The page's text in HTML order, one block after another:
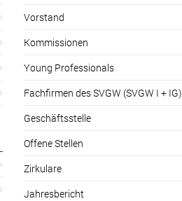
Vorstand
Kommissionen
Young Professionals
Fachfirmen des SVGW (SVGW I + IG)
Geschäftsstelle
Offene Stellen
Zirkulare
Jahresbericht